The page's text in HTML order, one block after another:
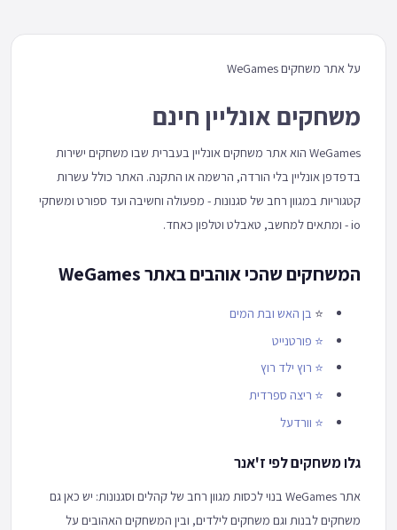
על אתר משחקים WeGames
משחקים אונליין חינם
WeGames הוא אתר משחקים אונליין בעברית שבו משחקים ישירות
בדפדפן אונליין בלי הורדה, הרשמה או התקנה. האתר כולל עשרות
קטגוריות במגוון רחב של סגנונות - מפעולה וחשיבה ועד ספורט ומשחקי
io - ומתאים למחשב, טאבלט וטלפון כאחד.
המשחקים שהכי אוהבים באתר WeGames
⭐ בן האש ובת המים
⭐ פורטנייט
⭐ רוץ ילד רוץ
⭐ ריצה ספרדית
⭐ וורדעל
גלו משחקים לפי ז'אנר
אתר WeGames בנוי לכסות מגוון רחב של קהלים וסגנונות: יש כאן גם
משחקים לבנות וגם משחקים לילדים, ובין המשחקים האהובים על